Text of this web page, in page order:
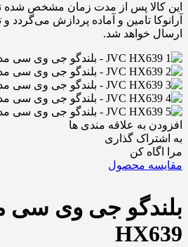
این کالا پس از مدت زمان مشخص شده
آرانوکا تامین و آماده پردازش می‌گردد
ارسال خواهد شد.
افزودن به علاقه مندی ها
به اشتراک گذاری
مرا اگاه کن
مقایسه محصول
HX639